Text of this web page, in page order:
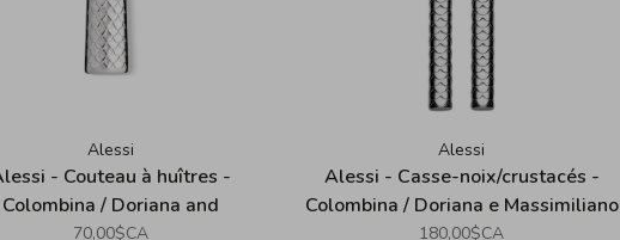
Alessi
- Couteau à huîtres -
Colombina / Doriana and
Massimiliano Fuksas
70,00$CA
Alessi
Alessi - Casse-noix/crustacés -
Colombina / Doriana e Massimiliano
Fuksas
180,00$CA